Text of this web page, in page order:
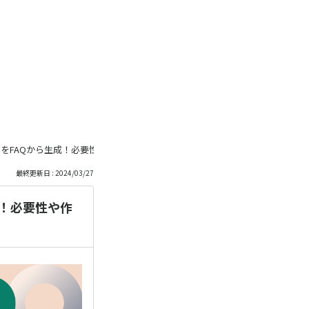
FAQから生成！必要性や作成をご紹介
最終更新日 : 2024/03/27
必要性や作